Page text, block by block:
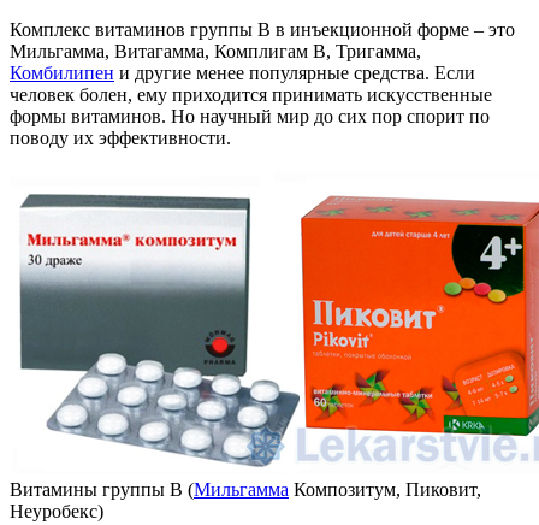
Комплекс витаминов группы B в инъекционной форме – это
Мильгамма, Витагамма, Комплигам В, Тригамма,
Комбилипен и другие менее популярные средства. Если
человек болен, ему приходится принимать искусственные
формы витаминов. Но научный мир до сих пор спорит по
поводу их эффективности.
Витамины группы В (Мильгамма Композитум, Пиковит,
Неуробекс)